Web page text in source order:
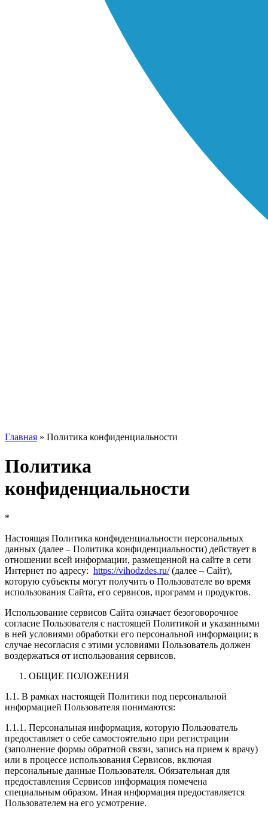
Главная » Политика конфиденциальности
Политика
конфиденциальности
*
Настоящая Политика конфиденциальности персональных
данных (далее – Политика конфиденциальности) действует в
отношении всей информации, размещенной на сайте в сети
Интернет по адресу: https://vihodzdes.ru/(далее – Сайт),
которую субъекты могут получить о Пользователе во время
использования Сайта, его сервисов, программ и продуктов.
Использование сервисов Сайта означает безоговорочное
согласие Пользователя с настоящей Политикой и указанными
в ней условиями обработки его персональной информации; в
случае несогласия с этими условиями Пользователь должен
воздержаться от использования сервисов.
ОБЩИЕ ПОЛОЖЕНИЯ
1.1. В рамках настоящей Политики под персональной
информацией Пользователя понимаются:
1.1.1. Персональная информация, которую Пользователь
предоставляет о себе самостоятельно при регистрации
(заполнение формы обратной связи, запись на прием к врачу)
или в процессе использования Сервисов, включая
персональные данные Пользователя. Обязательная для
предоставления Сервисов информация помечена
специальным образом. Иная информация предоставляется
Пользователем на его усмотрение.